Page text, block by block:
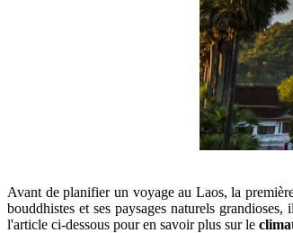
Avant de planifier un voyage au Laos, la
bouddhistes et ses paysages naturels
l'article ci-dessous pour en savoir plus sur le